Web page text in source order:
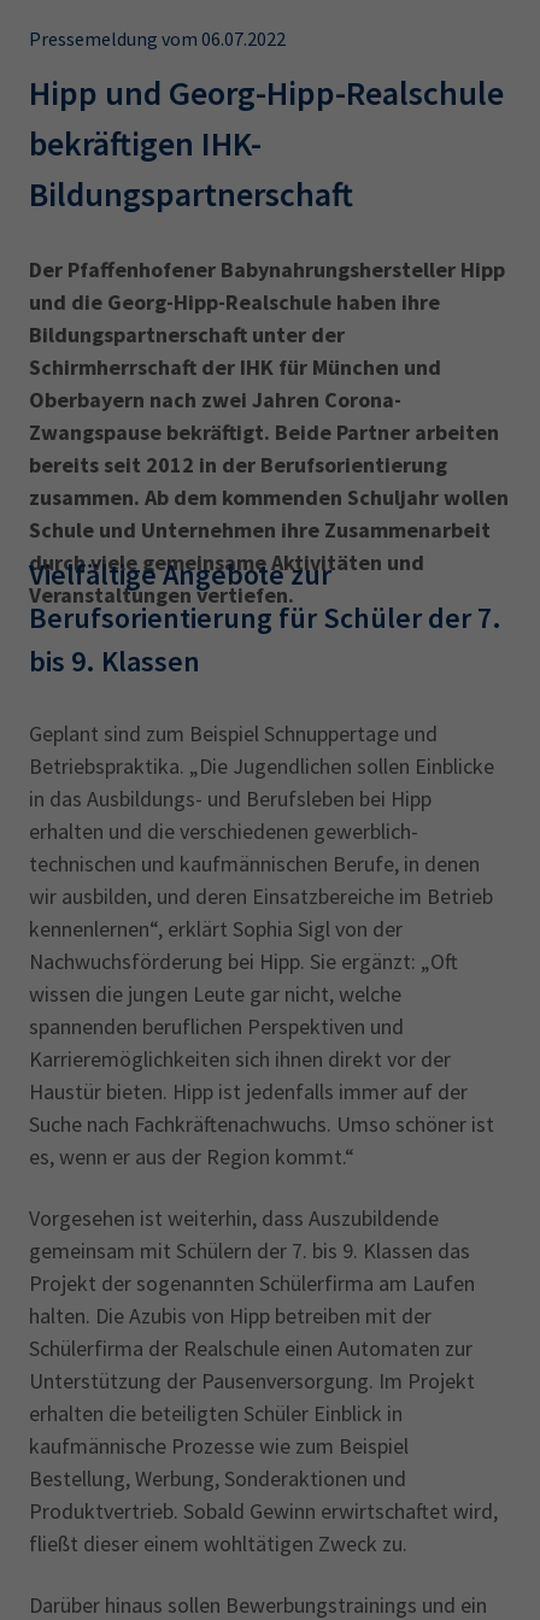
Leichte Sprache
IHK regional
EN
IHK Akademie
Magazin Log-in
Wirtschaftsfachwirt
34f
Sachkundeprüfung
Berichtsheft
AEVO
34i
Betriebswirt Prüfbericht
Pressemeldung vom 06.07.2022
Hipp und Georg-Hipp-Realschule
bekräftigen IHK-
Bildungspartnerschaft
Der Pfaffenhofener Babynahrungshersteller Hipp
und die Georg-Hipp-Realschule haben ihre
Bildungspartnerschaft unter der
Schirmherrschaft der IHK für München und
Oberbayern nach zwei Jahren Corona-
Zwangspause bekräftigt. Beide Partner arbeiten
bereits seit 2012 in der Berufsorientierung
zusammen. Ab dem kommenden Schuljahr wollen
Schule und Unternehmen ihre Zusammenarbeit
durch viele gemeinsame Aktivitäten und
Veranstaltungen vertiefen.
Vielfältige Angebote zur
Berufsorientierung für Schüler der 7.
bis 9. Klassen
Geplant sind zum Beispiel Schnuppertage und
Betriebspraktika. „Die Jugendlichen sollen Einblicke
in das Ausbildungs- und Berufsleben bei Hipp
erhalten und die verschiedenen gewerblich-
technischen und kaufmännischen Berufe, in denen
wir ausbilden, und deren Einsatzbereiche im Betrieb
kennenlernen“, erklärt Sophia Sigl von der
Nachwuchsförderung bei Hipp. Sie ergänzt: „Oft
wissen die jungen Leute gar nicht, welche
spannenden beruflichen Perspektiven und
Karrieremöglichkeiten sich ihnen direkt vor der
Haustür bieten. Hipp ist jedenfalls immer auf der
Suche nach Fachkräftenachwuchs. Umso schöner ist
es, wenn er aus der Region kommt.“
Vorgesehen ist weiterhin, dass Auszubildende
gemeinsam mit Schülern der 7. bis 9. Klas­sen das
Projekt der sogenannten Schülerfirma am Laufen
halten. Die Azubis von Hipp betreiben mit der
Schülerfirma der Realschule einen Automaten zur
Unterstützung der Pausenversorgung. Im Projekt
erhalten die beteiligten Schüler Einblick in
kaufmännische Prozesse wie zum Beispiel
Bestellung, Werbung, Sonder­aktionen und
Produktvertrieb. Sobald Gewinn erwirtschaftet wird,
fließt dieser einem wohltätigen Zweck zu.
Darüber hinaus sollen Bewerbungstrainings und ein